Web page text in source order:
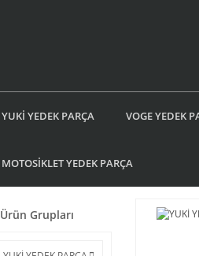
YUKİ YEDEK PARÇA VOGE YEDEK
MOTOSİKLET YEDEK PARÇA
Ürün Grupları